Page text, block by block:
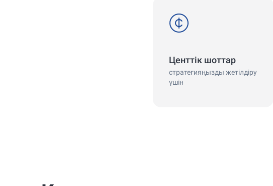
Центтік шоттар
стратегияңызды жетілдіру
үшін